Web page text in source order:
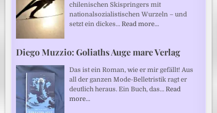
chilenischen Skispringers mit
nationalsozialistischen Wurzeln – und
setzt ein dickes…Read more…
Diego Muzzio: Goliaths Auge mare Verlag
Das ist ein Roman, wie er mir gefällt! Aus
all der ganzen Mode-Belletristik ragt er
deutlich heraus. Ein Buch, das…Read
more…